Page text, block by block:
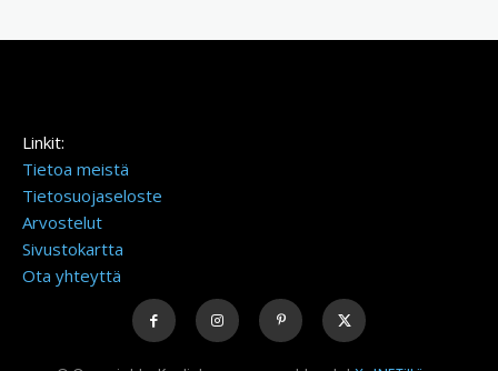
Linkit:
Tietoa meistä
Tietosuojaseloste
Arvostelut
Sivustokartta
Ota yhteyttä